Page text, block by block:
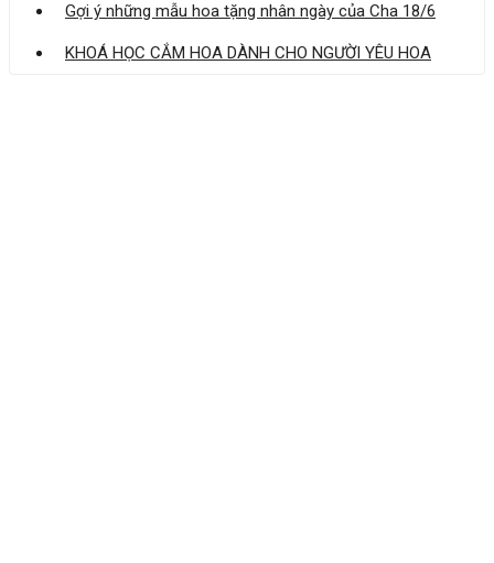
Gợi ý những mẫu hoa tặng nhân ngày của Cha 18/6
KHOÁ HỌC CẮM HOA DÀNH CHO NGƯỜI YÊU HOA